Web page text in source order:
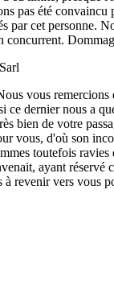
pas été convaincu
par cet personne.
concurrent.
vous remercions
ce dernier nous a
bien de votre
vous, d'où son
toutefois ravies
ayant réservé
à revenir vers vous